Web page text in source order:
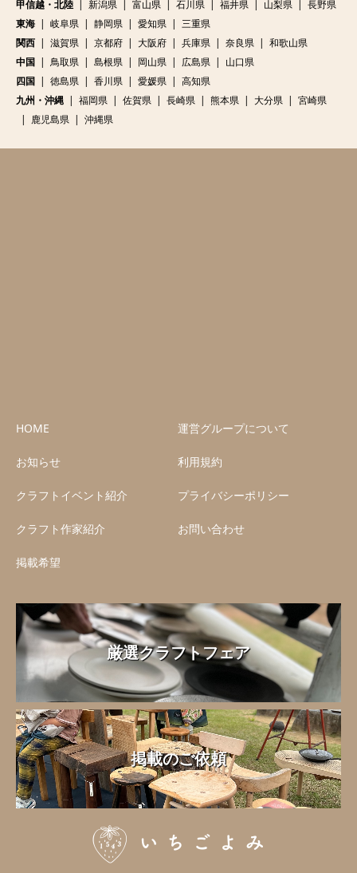
甲信越・北陸
新潟県 富山県 石川県 福井県 山梨県
長野県
東海
岐阜県 静岡県 愛知県
三重県
関西
滋賀県 京都府 大阪府 兵庫県 奈良県
和歌山県
中国
鳥取県 島根県 岡山県 広島県
山口県
四国
徳島県 香川県 愛媛県
高知県
九州・沖縄
福岡県 佐賀県 長崎県 熊本県 大分県
宮崎県
鹿児島県
沖縄県
HOME
お知らせ
クラフトイベント紹介
クラフト作家紹介
掲載希望
運営グループについて
利用規約
プライバシーポリシー
お問い合わせ
厳選クラフトフェア
掲載のご依頼